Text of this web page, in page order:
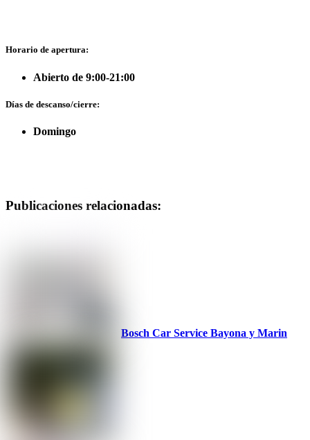
Horario de apertura:
Abierto de 9:00-21:00
Días de descanso/cierre:
Domingo
Publicaciones relacionadas:
Bosch Car Service Bayona y Marin